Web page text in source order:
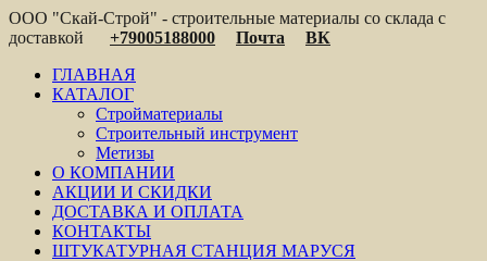
ООО "Скай-Строй" - строительные материалы со склада с
доставкой
+79005188000 Почта
ВК
ГЛАВНАЯ
КАТАЛОГ
Стройматериалы
Строительный инструмент
Метизы
О КОМПАНИИ
АКЦИИ И СКИДКИ
ДОСТАВКА И ОПЛАТА
КОНТАКТЫ
ШТУКАТУРНАЯ СТАНЦИЯ МАРУСЯ